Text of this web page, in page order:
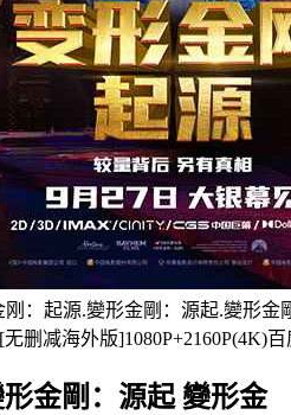
：起源.變形金剛：源起.變形金
删减海外版]1080P+2160P(4K)
金剛：源起 變形金